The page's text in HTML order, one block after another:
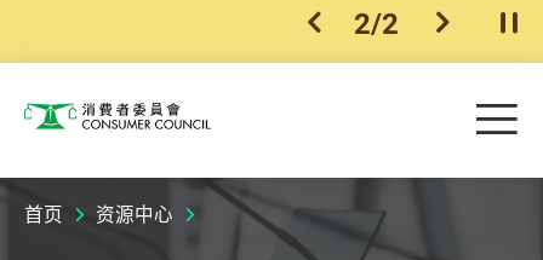
上一个
2/2 下一个开
消费者委员会 目
首页 资源中心